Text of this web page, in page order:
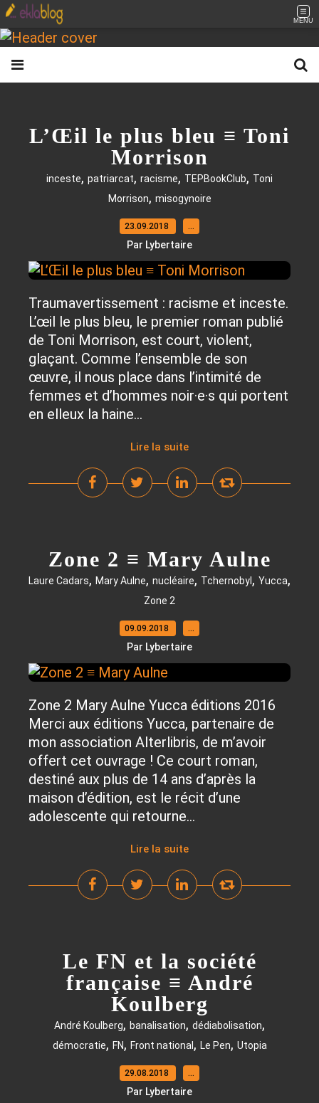
MENU
L’Œil le plus bleu ≡ Toni
Morrison
inceste, patriarcat, racisme, TEPBookClub, Toni
Morrison, misogynoire
23.09.2018 …
Par Lybertaire
Traumavertissement : racisme et inceste.
L’œil le plus bleu, le premier roman publié
de Toni Morrison, est court, violent,
glaçant. Comme l’ensemble de son
œuvre, il nous place dans l’intimité de
femmes et d’hommes noir·e·s qui portent
en elleux la haine...
Lire la suite
Zone 2 ≡ Mary Aulne
Laure Cadars, Mary Aulne, nucléaire, Tchernobyl , Yucca,
Zone 2
09.09.2018 …
Par Lybertaire
Zone 2 Mary Aulne Yucca éditions 2016
Merci aux éditions Yucca, partenaire de
mon association Alterlibris, de m’avoir
offert cet ouvrage ! Ce court roman,
destiné aux plus de 14 ans d’après la
maison d’édition, est le récit d’une
adolescente qui retourne...
Lire la suite
Le FN et la société
française ≡ André
Koulberg
André Koulberg, banalisation, dédiabolisation,
démocratie, FN, Front national , Le Pen, Utopia
29.08.2018 …
Par Lybertaire